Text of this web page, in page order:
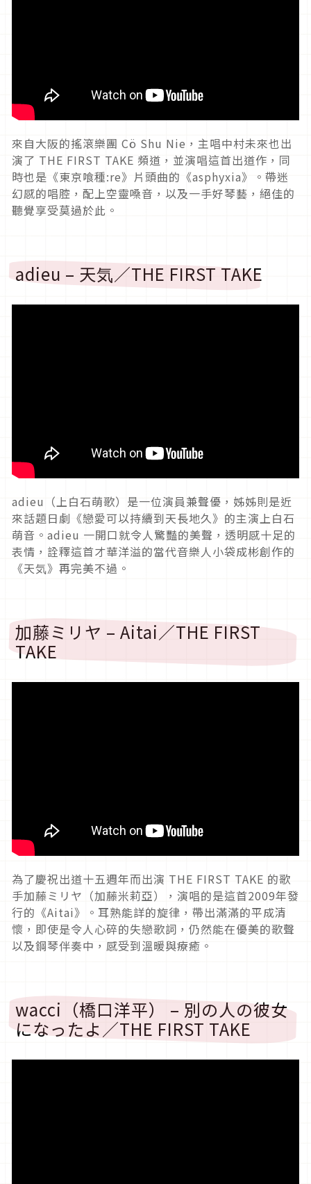
來自大阪的搖滾樂團 Cö Shu Nie，主唱中村未來也出
演了 THE FIRST TAKE 頻道，並演唱這首出道作，同
時也是《東京喰種:re》片頭曲的《asphyxia》。帶迷
幻感的唱腔，配上空靈嗓音，以及一手好琴藝，絕佳的
聽覺享受莫過於此。
adieu – 天気／THE FIRST TAKE
adieu（上白石萌歌）是一位演員兼聲優，姊姊則是近
來話題日劇《戀愛可以持續到天長地久》的主演上白石
萌音。adieu 一開口就令人驚豔的美聲，透明感十足的
表情，詮釋這首才華洋溢的當代音樂人小袋成彬創作的
《天気》再完美不過。
加藤ミリヤ – Aitai／THE FIRST
TAKE
為了慶祝出道十五週年而出演 THE FIRST TAKE 的歌
手加藤ミリヤ（加藤米莉亞），演唱的是這首2009年發
行的《Aitai》。耳熟能詳的旋律，帶出滿滿的平成清
懷，即使是令人心碎的失戀歌詞，仍然能在優美的歌聲
以及鋼琴伴奏中，感受到溫暖與療癒。
wacci（橋口洋平） – 別の人の彼女
になったよ／THE FIRST TAKE